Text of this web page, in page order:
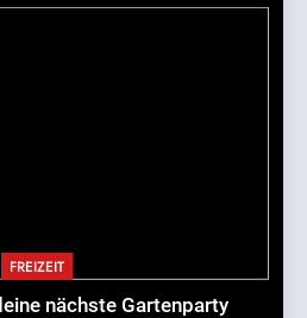
FREIZEIT
nächste Gartenparty